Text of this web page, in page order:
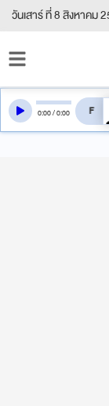
วันเสาร์ ที่ 8 สิงหาคม
0:00/0:00